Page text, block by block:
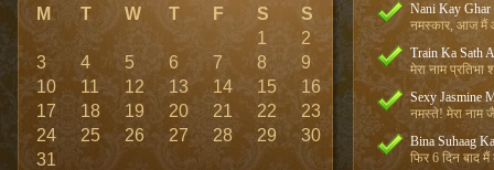
M T W T F S S
1
2
3
4 5 6 7 8
9
10
11 12 13 14 15
16
17
18 19 20 21 22
23
24
25 26 27 28 29
30
31
Nani Kay Ghar
नमस्कार, आज मैं
Train Ka Sath
मेरा नाम प्रतिभा
Sexy Jasmine
नमस्ते! मेरा नाम
Bina Suhaag
फिर 6 दिन बाद